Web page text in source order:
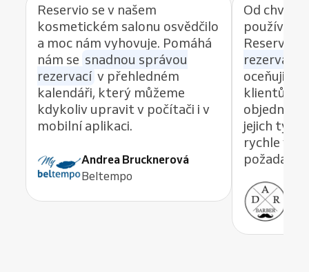
Reservio se v našem
kosmetickém salonu osvědčilo
a moc nám vyhovuje. Pomáhá
nám se snadnou správou
rezervací v přehledném
kalendáři, který můžeme
kdykoliv upravit v počítači i v
mobilní aplikaci.
Andrea Brucknerová
Beltempo
Od chvíle,
používat
Reservio,
rezervací
oceňuji
klientům
jejich tým
rychle